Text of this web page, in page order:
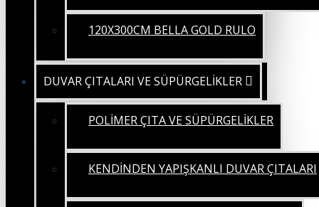
120X300CM BELLA GOLD RULO
DUVAR ÇITALARI VE SÜPÜRGELİKLER
POLİMER ÇITA VE SÜPÜRGELİKLER
KENDİNDEN YAPIŞKANLI DUVAR ÇITALARI